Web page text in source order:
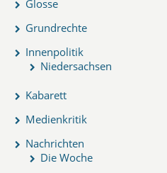
Glosse
Grundrechte
Innenpolitik
Niedersachsen
Kabarett
Medienkritik
Nachrichten
Die Woche